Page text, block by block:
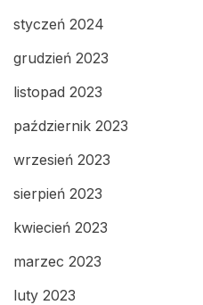
styczeń 2024
grudzień 2023
listopad 2023
październik 2023
wrzesień 2023
sierpień 2023
kwiecień 2023
marzec 2023
luty 2023